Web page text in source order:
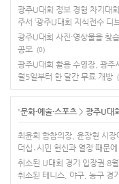
광주U대회 정보 경험 차기대
주서 ‘광주U대회 지식전수 디
광주U대회 사진·영상물을 찾
공모
(0)
광주U대회 활용 수영장, 광주
월5일부터 한 달간 무료 개방
'문화·예술·스포츠 > 광주U대
최윤희 합참의장, 윤장현 시
더십․시민 헌신과 열정 때문에
취소된 U대회 경기 입장권 8
취소된 테니스, 야구, 농구 경